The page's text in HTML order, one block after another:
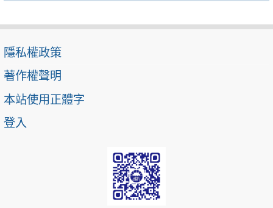
隱私權政策
著作權聲明
本站使用正體字
登入